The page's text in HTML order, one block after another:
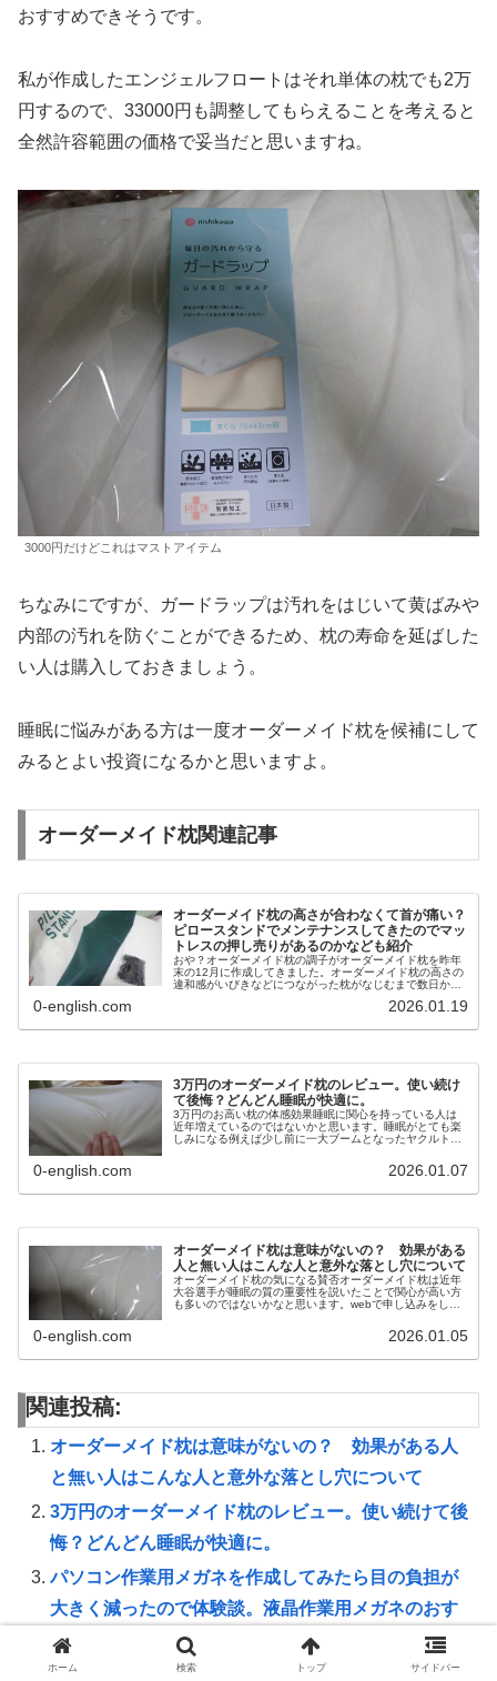
おすすめできそうです。
私が作成したエンジェルフロートはそれ単体の枕でも2万
円するので、33000円も調整してもらえることを考えると
全然許容範囲の価格で妥当だと思いますね。
3000円だけどこれはマストアイテム
ちなみにですが、ガードラップは汚れをはじいて黄ばみや
内部の汚れを防ぐことができるため、枕の寿命を延ばした
い人は購入しておきましょう。
睡眠に悩みがある方は一度オーダーメイド枕を候補にして
みるとよい投資になるかと思いますよ。
オーダーメイド枕関連記事
オーダーメイド枕の高さが合わなくて首が痛い？
ピロースタンドでメンテナンスしてきたのでマッ
トレスの押し売りがあるのかなども紹介
おや？オーダーメイド枕の調子がオーダーメイド枕を昨年
末の12月に作成してきました。オーダーメイド枕の高さの
違和感がいびきなどにつながった枕がなじむまで数日かか
0-english.com 2026.01.19
3万円のオーダーメイド枕のレビュー。使い続け
て後悔？どんどん睡眠が快適に。
3万円のお高い枕の体感効果睡眠に関心を持っている人は
近年増えているのではないかと思います。睡眠がとても楽
しみになる例えば少し前に一大ブームとなったヤクルト
0-english.com 2026.01.07
オーダーメイド枕は意味がないの？ 効果がある
人と無い人はこんな人と意外な落とし穴について
オーダーメイド枕の気になる賛否オーダーメイド枕は近年
大谷選手が睡眠の質の重要性を説いたことで関心が高い方
も多いのではないかなと思います。webで申し込みをして
0-english.com 2026.01.05
関連投稿:
オーダーメイド枕は意味がないの？ 効果がある人
と無い人はこんな人と意外な落とし穴について
3万円のオーダーメイド枕のレビュー。使い続けて後
悔？どんどん睡眠が快適に。
パソコン作業用メガネを作成してみたら目の負担が
大きく減ったので体験談。液晶作業用メガネのおす
すめ
オーダーメイド枕が無駄になる習慣とは？眠れない
ホーム 検索 トップ サイドバー